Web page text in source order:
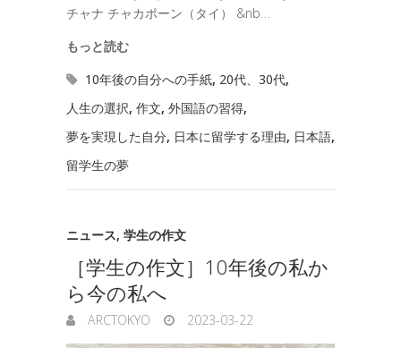
チャナ チャカポーン（タイ） &nb…
もっと読む
10年後の自分への手紙, 20代、30代,
人生の選択, 作文, 外国語の習得,
夢を実現した自分, 日本に留学する理由, 日本語,
留学生の夢
ニュース, 学生の作文
［学生の作文］10年後の私か
ら今の私へ
ARCTOKYO 2023-03-22